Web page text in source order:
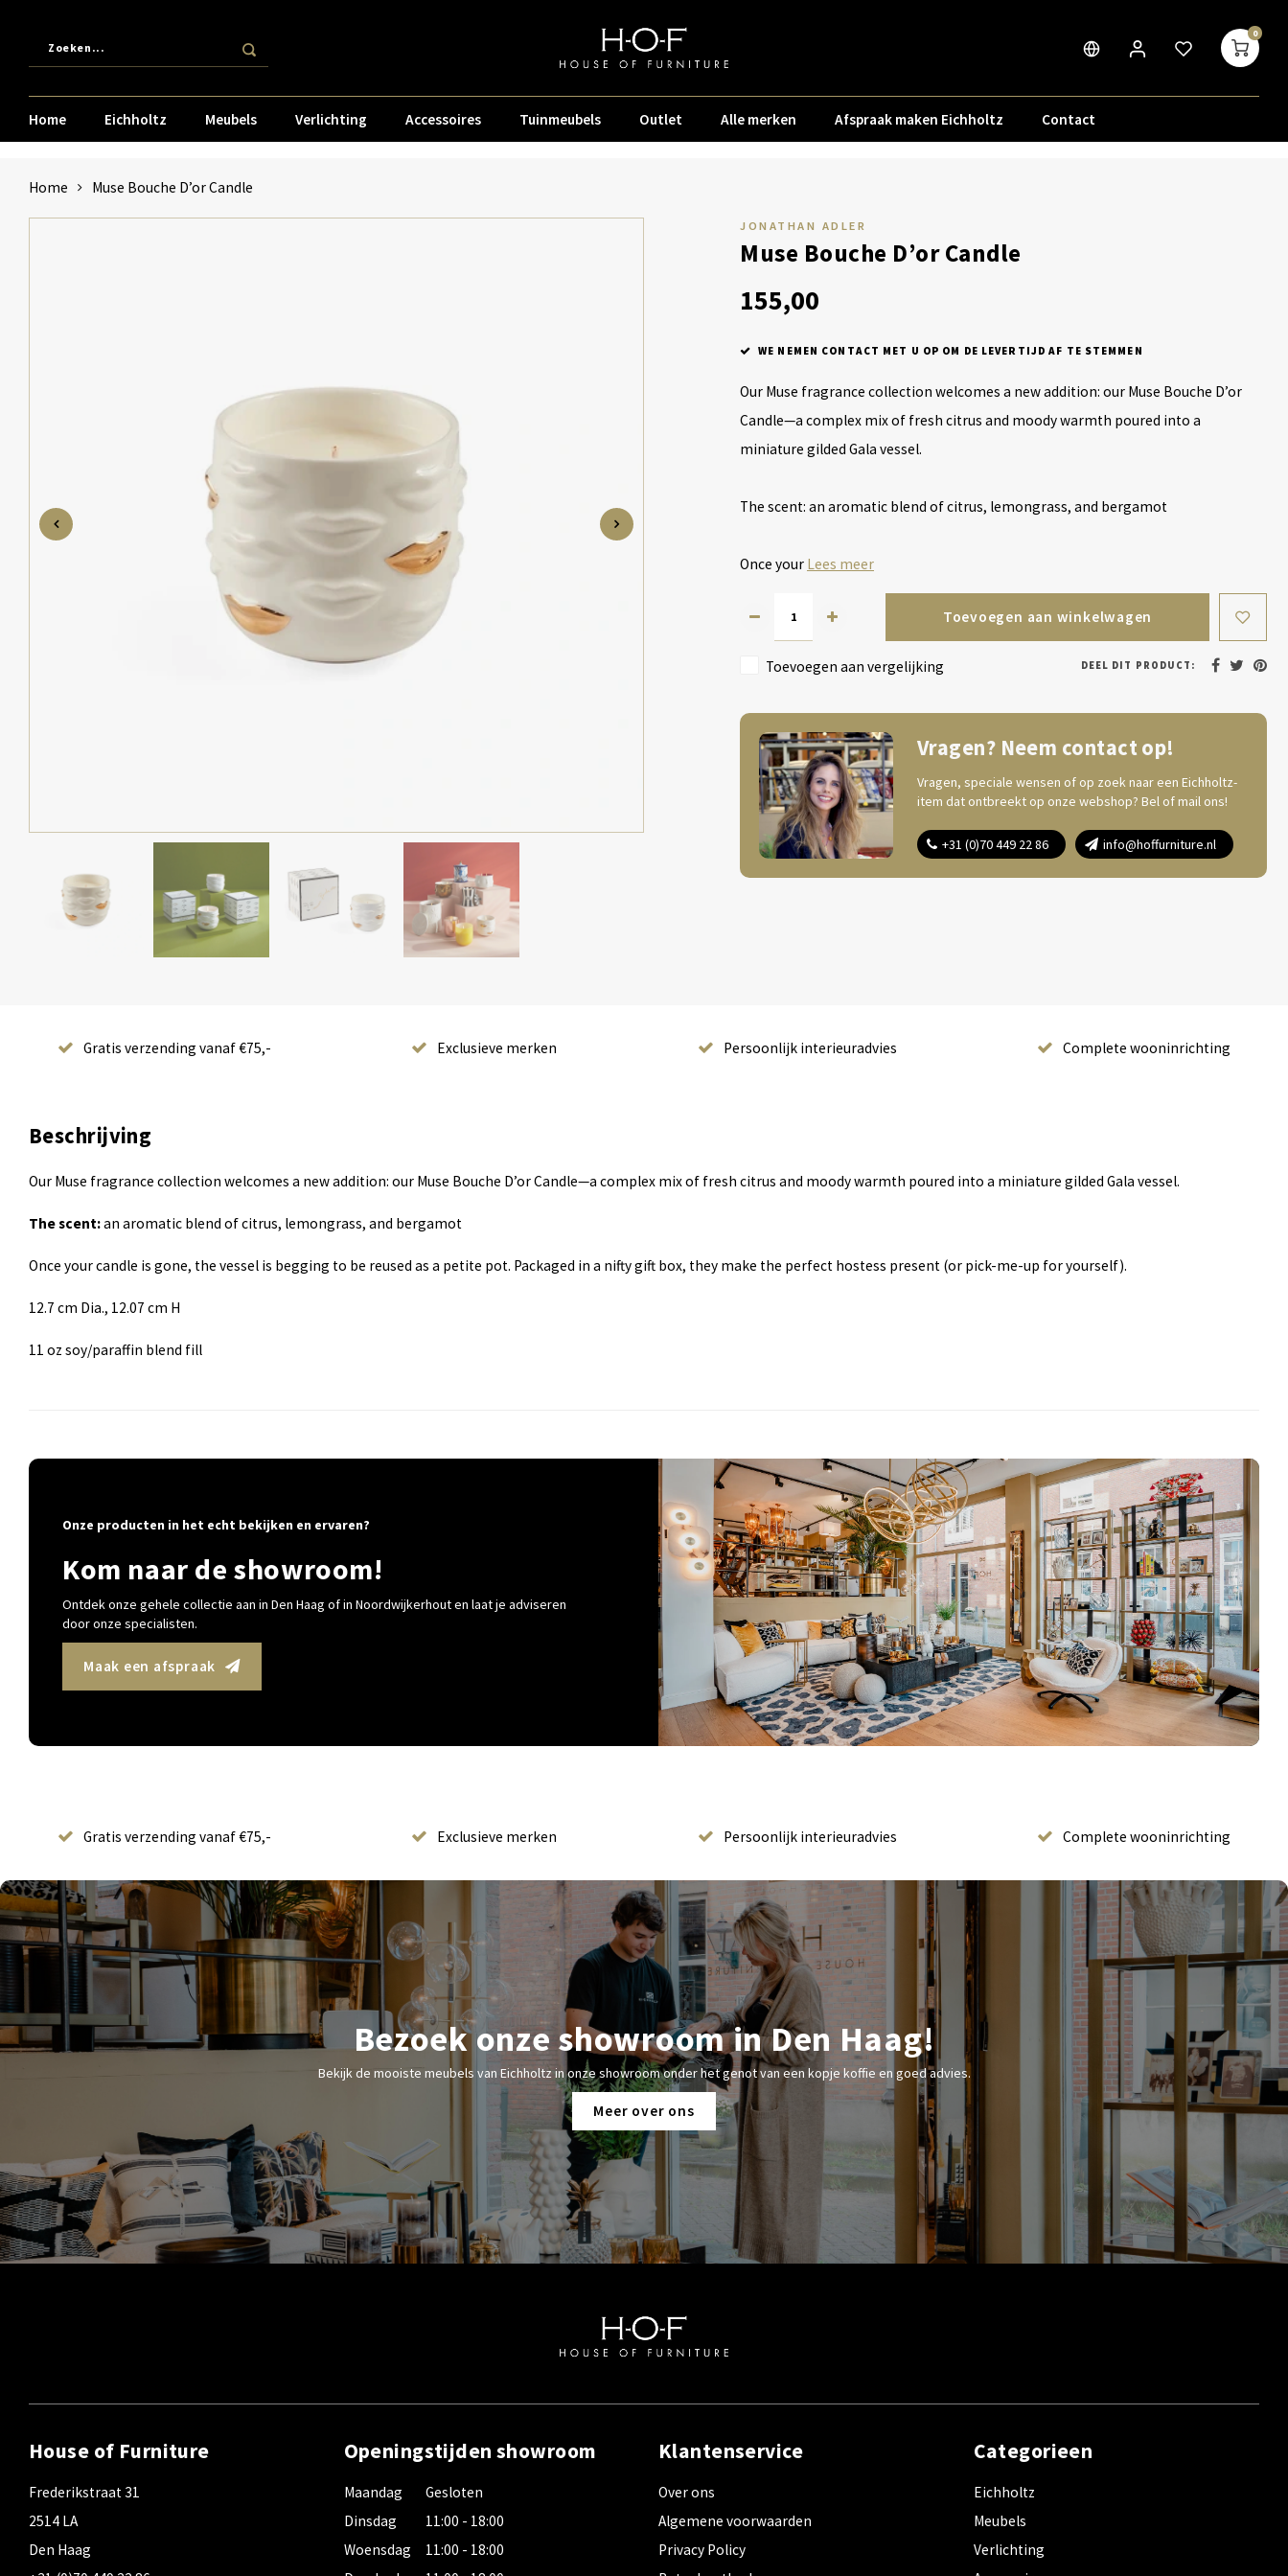
0
Home Eichholtz Meubels Verlichting Accessoires Tuinmeubels Outlet Alle merken Afspraak maken Eichholtz Contact
Home Muse Bouche D’or Candle
JONATHAN ADLER
Muse Bouche D’or Candle
155,00
WE NEMEN CONTACT MET U OP OM DE LEVERTIJD AF TE STEMMEN
Our Muse fragrance collection welcomes a new addition: our Muse Bouche D’or
Candle—a complex mix of fresh citrus and moody warmth poured into a
miniature gilded Gala vessel.
The scent: an aromatic blend of citrus, lemongrass, and bergamot
Once your Lees meer
Toevoegen aan winkelwagen
Toevoegen aan vergelijking DEEL DIT PRODUCT:
Vragen? Neem contact op!
Vragen, speciale wensen of op zoek naar een Eichholtz-
item dat ontbreekt op onze webshop? Bel of mail ons!
+31 (0)70 449 22 86 info@hoffurniture.nl
Gratis verzending vanaf €75,- Exclusieve merken Persoonlijk interieuradvies Complete wooninrichting
Beschrijving
Our Muse fragrance collection welcomes a new addition: our Muse Bouche D’or Candle—a complex mix of fresh citrus and moody warmth poured into a miniature gilded Gala vessel.
The scent:an aromatic blend of citrus, lemongrass, and bergamot
Once your candle is gone, the vessel is begging to be reused as a petite pot. Packaged in a nifty gift box, they make the perfect hostess present (or pick-me-up for yourself).
12.7 cm Dia., 12.07 cm H
11 oz soy/paraffin blend fill
Onze producten in het echt bekijken en ervaren?
Kom naar de showroom!
Ontdek onze gehele collectie aan in Den Haag of in Noordwijkerhout en laat je adviseren
door onze specialisten.
Maak een afspraak
Gratis verzending vanaf €75,- Exclusieve merken Persoonlijk interieuradvies Complete wooninrichting
Bezoek onze showroom in Den Haag!
Bekijk de mooiste meubels van Eichholtz in onze showroom onder het genot van een kopje koffie en goed advies.
Meer over ons
House of Furniture
Frederikstraat 31
2514 LA
Den Haag
Openingstijden showroom
Maandag
Dinsdag
Woensdag
Gesloten
11:00 - 18:00
11:00 - 18:00
Klantenservice
Over ons
Algemene voorwaarden
Privacy Policy
Categorieen
Eichholtz
Meubels
Verlichting